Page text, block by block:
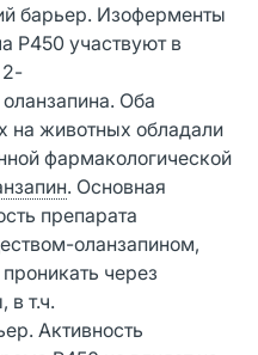
барьер. Изоферменты
Р450 участвуют в
2-
Оба
на животных обладали
фармакологической
. Основная
препарата
оланзапином,
через
в т.ч.
Активность